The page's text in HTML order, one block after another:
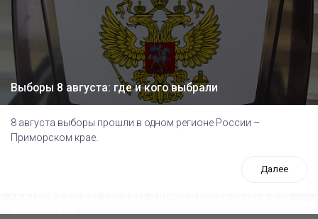
Выборы 8 августа: где и кого выбрали
8 августа выборы прошли в одном регионе России –
Приморском крае.
Далее